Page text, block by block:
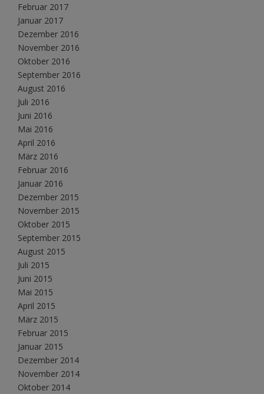
Februar 2017
Januar 2017
Dezember 2016
November 2016
Oktober 2016
September 2016
August 2016
Juli 2016
Juni 2016
Mai 2016
April 2016
März 2016
Februar 2016
Januar 2016
Dezember 2015
November 2015
Oktober 2015
September 2015
August 2015
Juli 2015
Juni 2015
Mai 2015
April 2015
März 2015
Februar 2015
Januar 2015
Dezember 2014
November 2014
Oktober 2014